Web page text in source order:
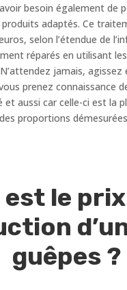
besoin également de
produits adaptés. Ce
selon l’étendue de
réparés en utilisant
jamais,
prenez connaissance
et aussi car celle-ci est la
proportions
est le
guêpes ?